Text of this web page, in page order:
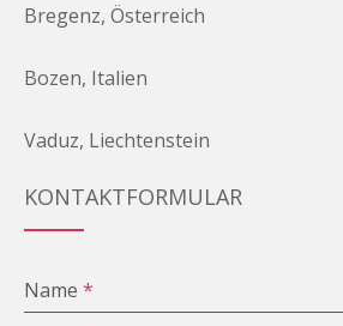
Bregenz, Österreich
Bozen, Italien
Vaduz, Liechtenstein
KONTAKTFORMULAR
Name*